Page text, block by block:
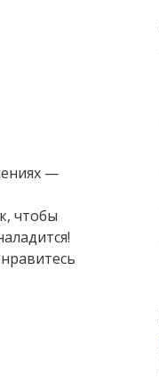
—
чтобы